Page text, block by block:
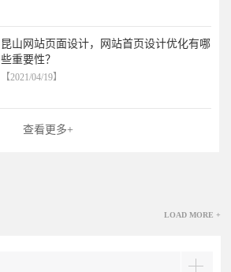
昆山网站页面设计，网站首页设计优化有哪
些重要性？
【2021/04/19】
查看更多+
LOAD MORE +